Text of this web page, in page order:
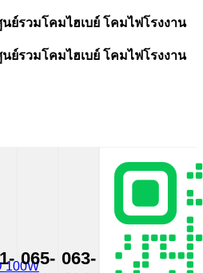
ย์รวมโคมไฮเบย์ โคมไฟโรงงาน
ย์รวมโคมไฮเบย์ โคมไฟโรงงาน
100W
065- 063-